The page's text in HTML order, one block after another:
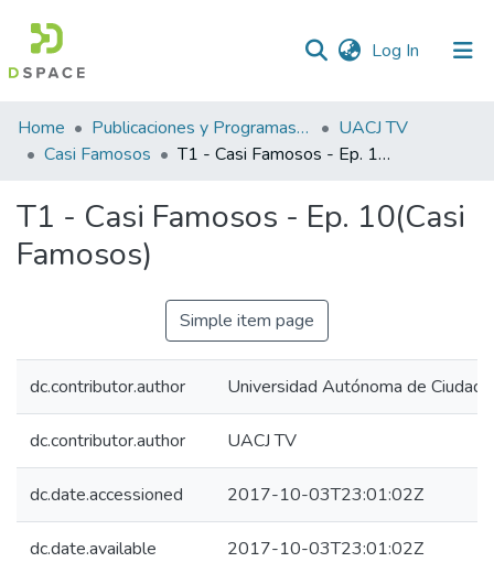
Log In (current)
Statistics
Home Publicaciones y Programas de TV de la UACJ
UACJ TV
Casi Famosos
T1 - Casi Famosos - Ep. 10(Casi Famosos)
T1 - Casi Famosos - Ep. 10(Casi
Famosos)
Simple item page
dc.contributor.author Universidad Autónoma de Ciudad
dc.contributor.author UACJ TV
dc.date.accessioned 2017-10-03T23:01:02Z
dc.date.available 2017-10-03T23:01:02Z